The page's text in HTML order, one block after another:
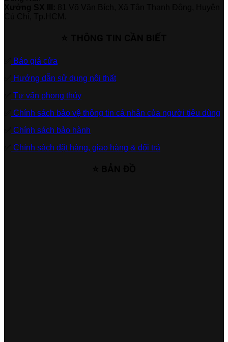
Báo giá cửa
Hướng dẫn sử dụng nội thất
Tư vấn phong thủy
Chính sách bảo vệ thông tin cá nhân của người tiêu dùng
Chính sách bảo hành
Chính sách đặt hàng, giao hàng & đổi trả